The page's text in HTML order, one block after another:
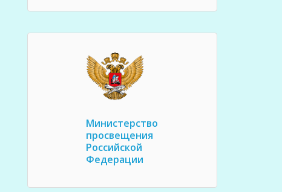
Министерство
просвещения
Российской
Федерации